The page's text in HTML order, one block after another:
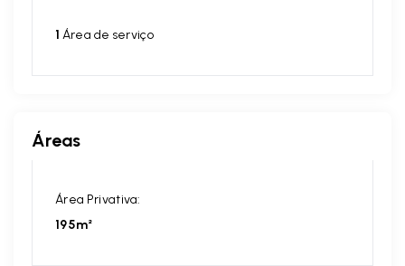
1 Área de serviço
Áreas
Área Privativa:
195m²